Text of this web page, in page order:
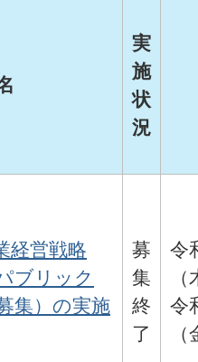
実
施
状
況
経営戦略
ブリック
集）の実施
募
集
終
了
令
令